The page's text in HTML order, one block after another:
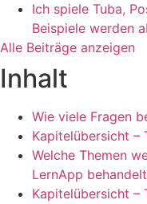
Ich spiele Tuba,
Beispiele werden
Alle Beiträge anzeigen
Inhalt
Wie viele Fragen
Kapitelübersicht –
Welche Themen
LernApp
Kapitelübersicht –